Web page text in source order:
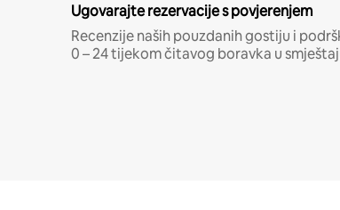
Ugovarajte rezervacije s povjerenjem
Recenzije naših pouzdanih gostiju i
0 – 24 tijekom čitavog boravka u